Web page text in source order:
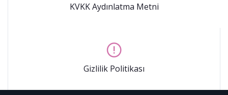
KVKK Aydınlatma Metni
Gizlilik Politikası